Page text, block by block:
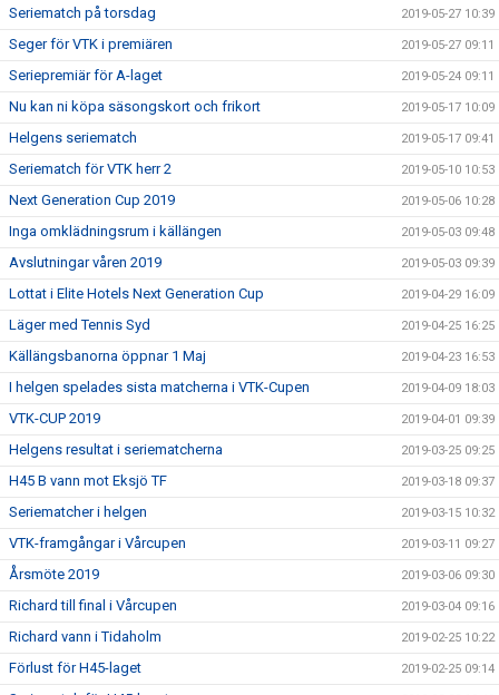
Seriematch på torsdag 2019-05-27 10:39
Seger för VTK i premiären 2019-05-27 09:11
Seriepremiär för A-laget 2019-05-24 09:11
Nu kan ni köpa säsongskort och frikort 2019-05-17 10:09
Helgens seriematch 2019-05-17 09:41
Seriematch för VTK herr 2 2019-05-10 10:53
Next Generation Cup 2019 2019-05-06 10:28
Inga omklädningsrum i källängen 2019-05-03 09:48
Avslutningar våren 2019 2019-05-03 09:39
Lottat i Elite Hotels Next Generation Cup 2019-04-29 16:09
Läger med Tennis Syd 2019-04-25 16:25
Källängsbanorna öppnar 1 Maj 2019-04-23 16:53
I helgen spelades sista matcherna i VTK-Cupen 2019-04-09 18:03
VTK-CUP 2019 2019-04-01 09:39
Helgens resultat i seriematcherna 2019-03-25 09:25
H45 B vann mot Eksjö TF 2019-03-18 09:37
Seriematcher i helgen 2019-03-15 10:32
VTK-framgångar i Vårcupen 2019-03-11 09:27
Årsmöte 2019 2019-03-06 09:30
Richard till final i Vårcupen 2019-03-04 09:16
Richard vann i Tidaholm 2019-02-25 10:22
Förlust för H45-laget 2019-02-25 09:14